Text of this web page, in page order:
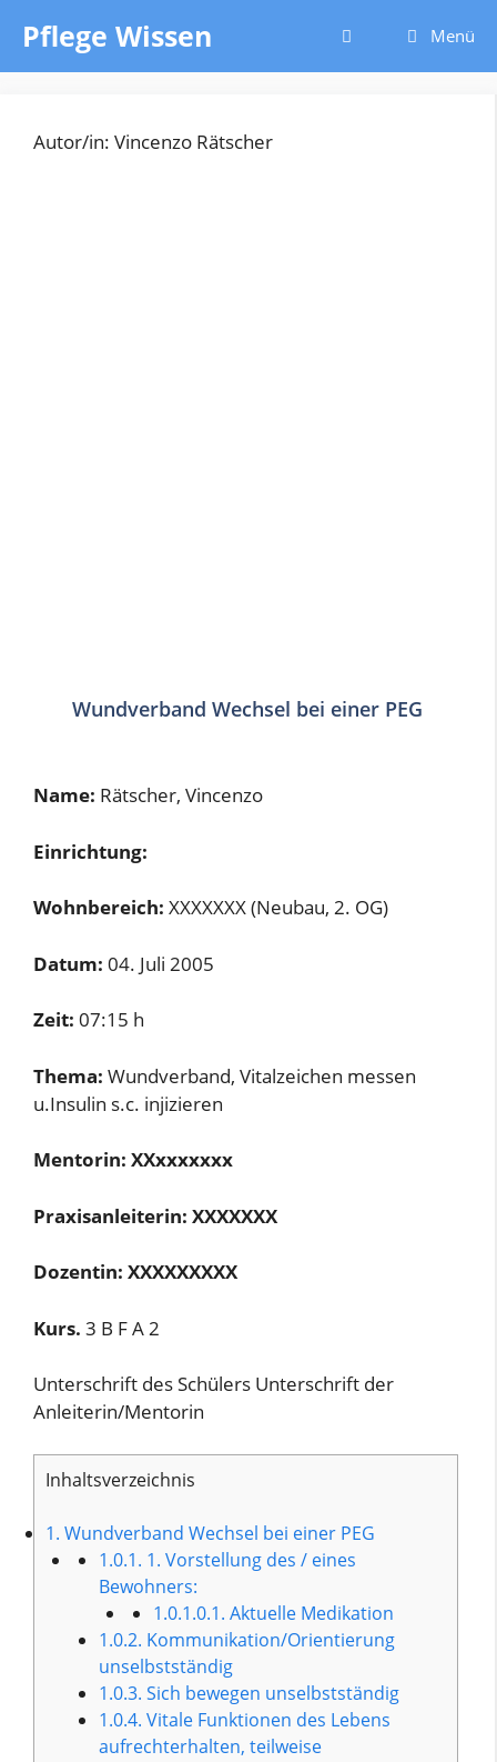
Inhalt
springen
Pflege Wissen Menü
Autor/in: Vincenzo Rätscher
Wundverband Wechsel bei einer PEG
Name: Rätscher, Vincenzo
Einrichtung:
Wohnbereich: XXXXXXX (Neubau, 2. OG)
Datum: 04. Juli 2005
Zeit: 07:15 h
Thema: Wundverband, Vitalzeichen messen
u.Insulin s.c. injizieren
Mentorin: XXxxxxxxx
Praxisanleiterin: XXXXXXX
Dozentin: XXXXXXXXX
Kurs. 3 B F A 2
Unterschrift des Schülers Unterschrift der
Anleiterin/Mentorin
Inhaltsverzeichnis
1. Wundverband Wechsel bei einer PEG
1.0.1. 1. Vorstellung des / eines
Bewohners:
1.0.1.0.1. Aktuelle Medikation
1.0.2. Kommunikation/Orientierung
unselbstständig
1.0.3. Sich bewegen unselbstständig
1.0.4. Vitale Funktionen des Lebens
aufrechterhalten, teilweise